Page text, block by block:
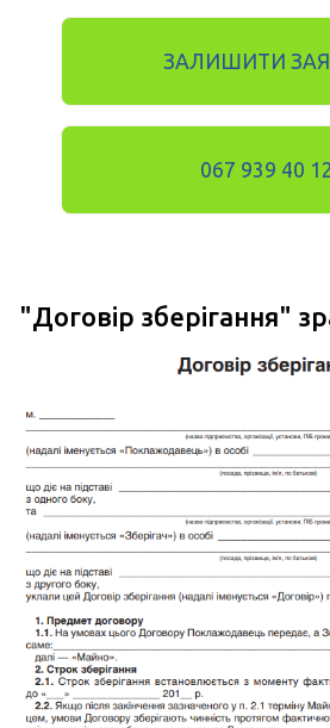
ЗАЛИШИТИ
067 939 40 12
"Договір зберігання"